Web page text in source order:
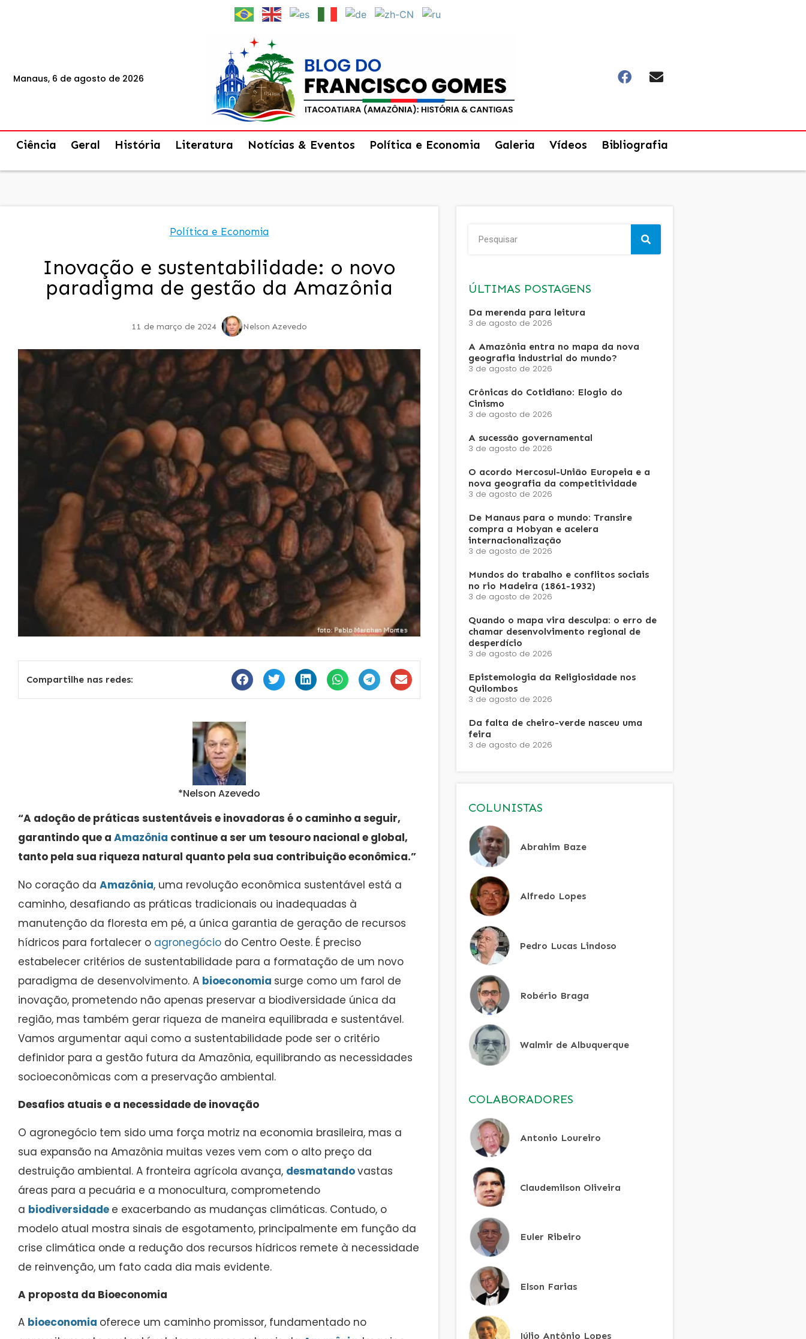
Manaus, 6 de agosto de 2026
Ciência Geral História Literatura Notícias & Eventos Política e Economia Galeria Vídeos Bibliografia
Política e Economia
Inovação e sustentabilidade: o novo
paradigma de gestão da Amazônia
11 de março de 2024 Nelson Azevedo
Compartilhe nas redes:
*Nelson Azevedo
“A adoção de práticas sustentáveis e inovadoras é o caminho a seguir,
garantindo que a Amazônia continue a ser um tesouro nacional e global,
tanto pela sua riqueza natural quanto pela sua contribuição econômica.”
No coração da Amazônia, uma revolução econômica sustentável está a
caminho, desafiando as práticas tradicionais ou inadequadas à
manutenção da floresta em pé, a única garantia de geração de recursos
hídricos para fortalecer o agronegócio do Centro Oeste. É preciso
estabelecer critérios de sustentabilidade para a formatação de um novo
paradigma de desenvolvimento. A bioeconomia surge como um farol de
inovação, prometendo não apenas preservar a biodiversidade única da
região, mas também gerar riqueza de maneira equilibrada e sustentável.
Vamos argumentar aqui como a sustentabilidade pode ser o critério
definidor para a gestão futura da Amazônia, equilibrando as necessidades
socioeconômicas com a preservação ambiental.
Desafios atuais e a necessidade de inovação
O agronegócio tem sido uma força motriz na economia brasileira, mas a
sua expansão na Amazônia muitas vezes vem com o alto preço da
destruição ambiental. A fronteira agrícola avança, desmatandovastas
áreas para a pecuária e a monocultura, comprometendo
a biodiversidade e exacerbando as mudanças climáticas. Contudo, o
modelo atual mostra sinais de esgotamento, principalmente em função da
crise climática onde a redução dos recursos hídricos remete à necessidade
de reinvenção, um fato cada dia mais evidente.
A proposta da Bioeconomia
A bioeconomia oferece um caminho promissor, fundamentado no
ÚLTIMAS POSTAGENS
Da merenda para leitura
3 de agosto de 2026
A Amazônia entra no mapa da nova
geografia industrial do mundo?
3 de agosto de 2026
Crônicas do Cotidiano: Elogio do
Cinismo
3 de agosto de 2026
A sucessão governamental
3 de agosto de 2026
O acordo Mercosul-União Europeia e a
nova geografia da competitividade
3 de agosto de 2026
De Manaus para o mundo: Transire
compra a Mobyan e acelera
internacionalização
3 de agosto de 2026
Mundos do trabalho e conflitos sociais
no rio Madeira (1861-1932)
3 de agosto de 2026
Quando o mapa vira desculpa: o erro de
chamar desenvolvimento regional de
desperdício
3 de agosto de 2026
Epistemologia da Religiosidade nos
Quilombos
3 de agosto de 2026
Da falta de cheiro-verde nasceu uma
feira
3 de agosto de 2026
COLUNISTAS
Abrahim Baze
Alfredo Lopes
Pedro Lucas Lindoso
Robério Braga
Walmir de Albuquerque
COLABORADORES
Antonio Loureiro
Claudemilson Oliveira
Euler Ribeiro
Elson Farias
Júlio Antônio Lopes